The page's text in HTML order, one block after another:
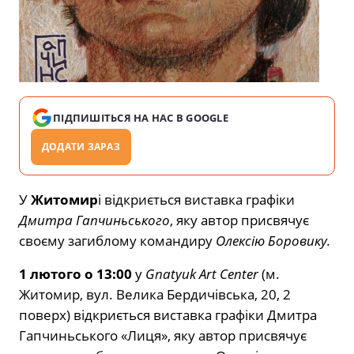
ПІДПИШІТЬСЯ НА НАС В GOOGLE
ДОДАТИ ЗАРАЗ
УЖитомирі відкриється виставка графіки
Дмитра Гапчиньського, яку автор присвячує
своєму загиблому командиру Олексію Боровику.
1 лютого о 13:00 у Gnatyuk Art Center(м.
Житомир, вул. Велика Бердичівська, 20, 2
поверх) відкриється виставка графіки Дмитра
Гапчиньського «Лиця», яку автор присвячує